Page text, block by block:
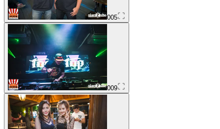
005
009